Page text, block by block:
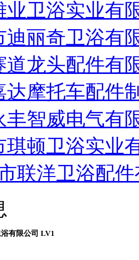
业卫浴实业有
迪丽奇卫浴有
道龙头配件有
达摩托车配件
丰智威电气有
琪顿卫浴实业
联洋卫浴配
有限公司 LV1